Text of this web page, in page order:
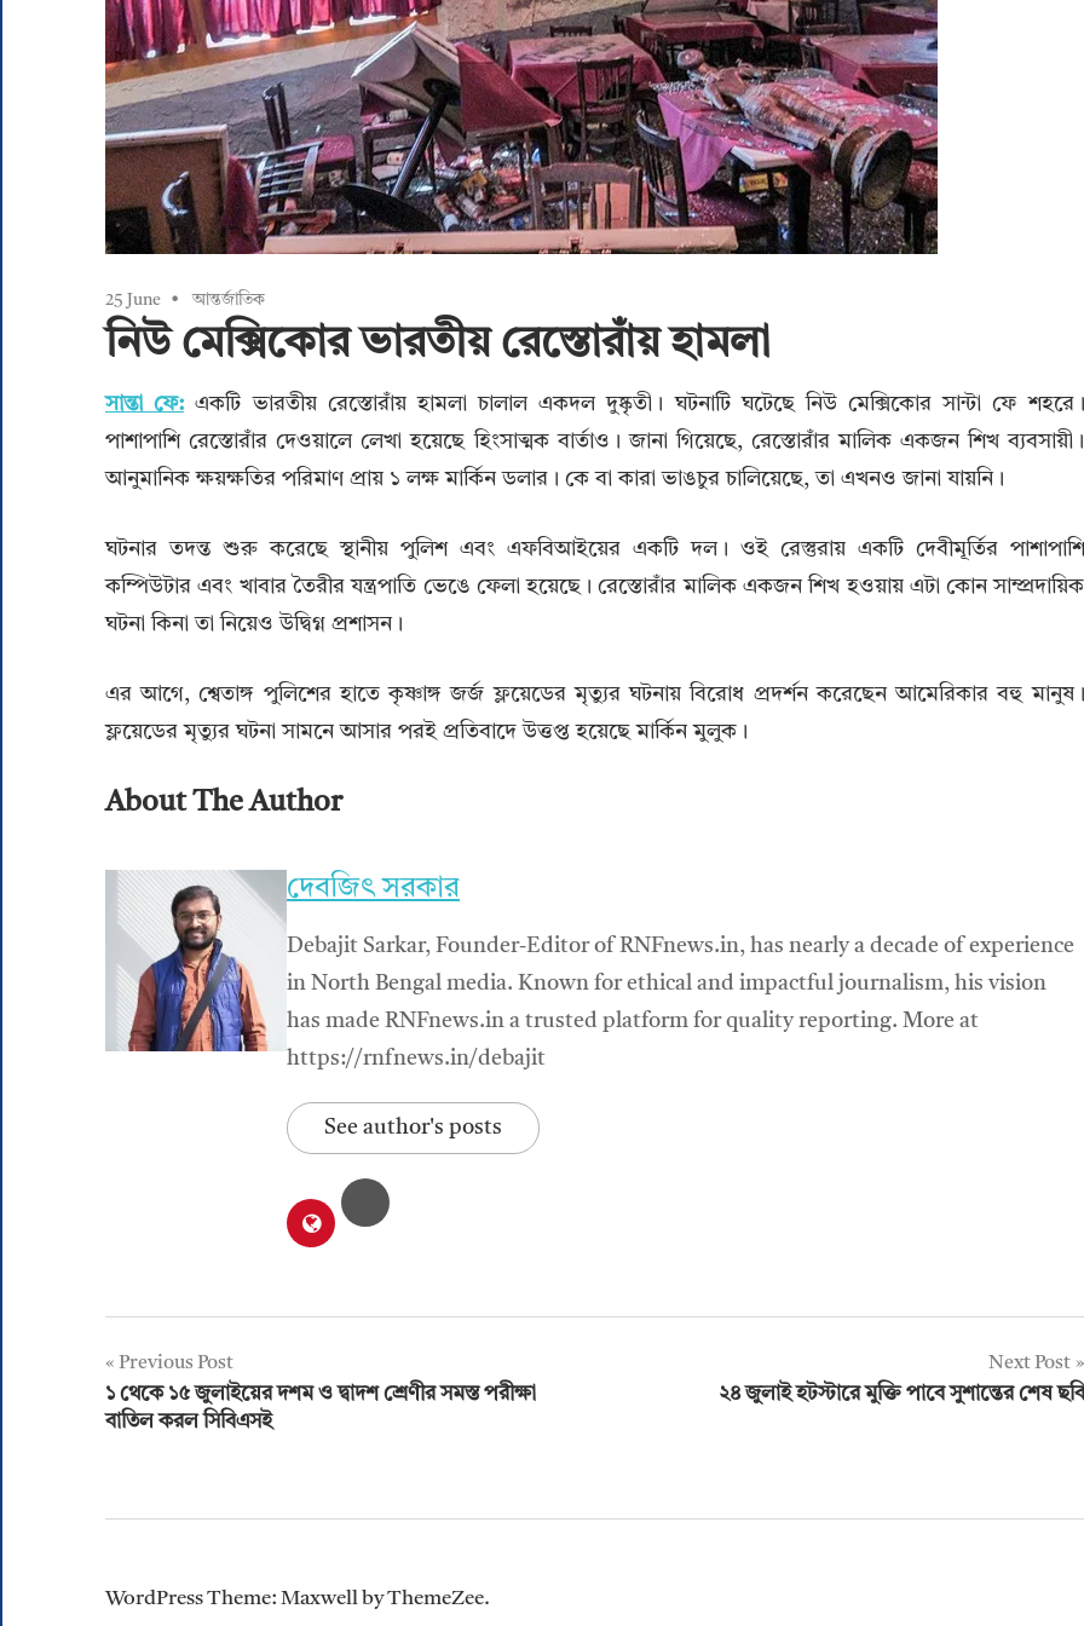
25 June আন্তর্জাতিক
নিউ মেক্সিকোর ভারতীয় রেস্তোরাঁয় হামলা
সান্তা ফে: একটি ভারতীয় রেস্তোরাঁয় হামলা চালাল একদল দুষ্কৃতী। ঘটনাটি ঘটেছে নিউ মেক্সিকোর সান্টা ফে শহরে।
পাশাপাশি রেস্তোরাঁর দেওয়ালে লেখা হয়েছে হিংসাত্মক বার্তাও। জানা গিয়েছে, রেস্তোরাঁর মালিক একজন শিখ ব্যবসায়ী।
আনুমানিক ক্ষয়ক্ষতির পরিমাণ প্রায় ১ লক্ষ মার্কিন ডলার। কে বা কারা ভাঙচুর চালিয়েছে, তা এখনও জানা যায়নি।
ঘটনার তদন্ত শুরু করেছে স্থানীয় পুলিশ এবং এফবিআইয়ের একটি দল। ওই রেস্তুরায় একটি দেবীমূর্তির পাশাপাশি
কম্পিউটার এবং খাবার তৈরীর যন্ত্রপাতি ভেঙে ফেলা হয়েছে। রেস্তোরাঁর মালিক একজন শিখ হওয়ায় এটা কোন সাম্প্রদায়িক
ঘটনা কিনা তা নিয়েও উদ্বিগ্ন প্রশাসন।
এর আগে, শ্বেতাঙ্গ পুলিশের হাতে কৃষ্ণাঙ্গ জর্জ ফ্লয়েডের মৃত্যুর ঘটনায় বিরোধ প্রদর্শন করেছেন আমেরিকার বহু মানুষ।
ফ্লয়েডের মৃত্যুর ঘটনা সামনে আসার পরই প্রতিবাদে উত্তপ্ত হয়েছে মার্কিন মুলুক।
About The Author
দেবজিৎ সরকার
Debajit Sarkar, Founder-Editor of RNFnews.in, has nearly a decade of experience
in North Bengal media. Known for ethical and impactful journalism, his vision
has made RNFnews.in a trusted platform for quality reporting. More at
https://rnfnews.in/debajit
See author's posts
Post
navigation
Previous Post
১ থেকে ১৫ জুলাইয়ের দশম ও দ্বাদশ শ্রেণীর সমস্ত পরীক্ষা
বাতিল করল সিবিএসই
Next Post
২৪ জুলাই হটস্টারে মুক্তি পাবে সুশান্তের শেষ ছবি
WordPress Theme: Maxwell by ThemeZee.